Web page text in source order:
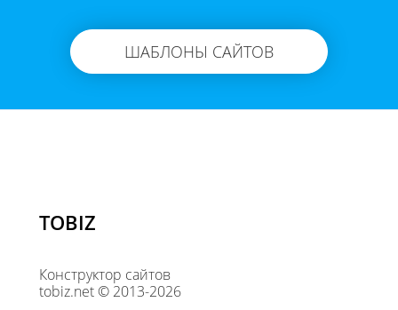
ШАБЛОНЫ САЙТОВ
TOBIZ
Конструктор сайтов
tobiz.net © 2013-2026